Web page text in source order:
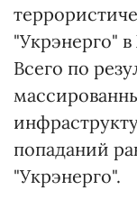
"Укрэнерго"
Всего по
попаданий
"Укрэнерго".